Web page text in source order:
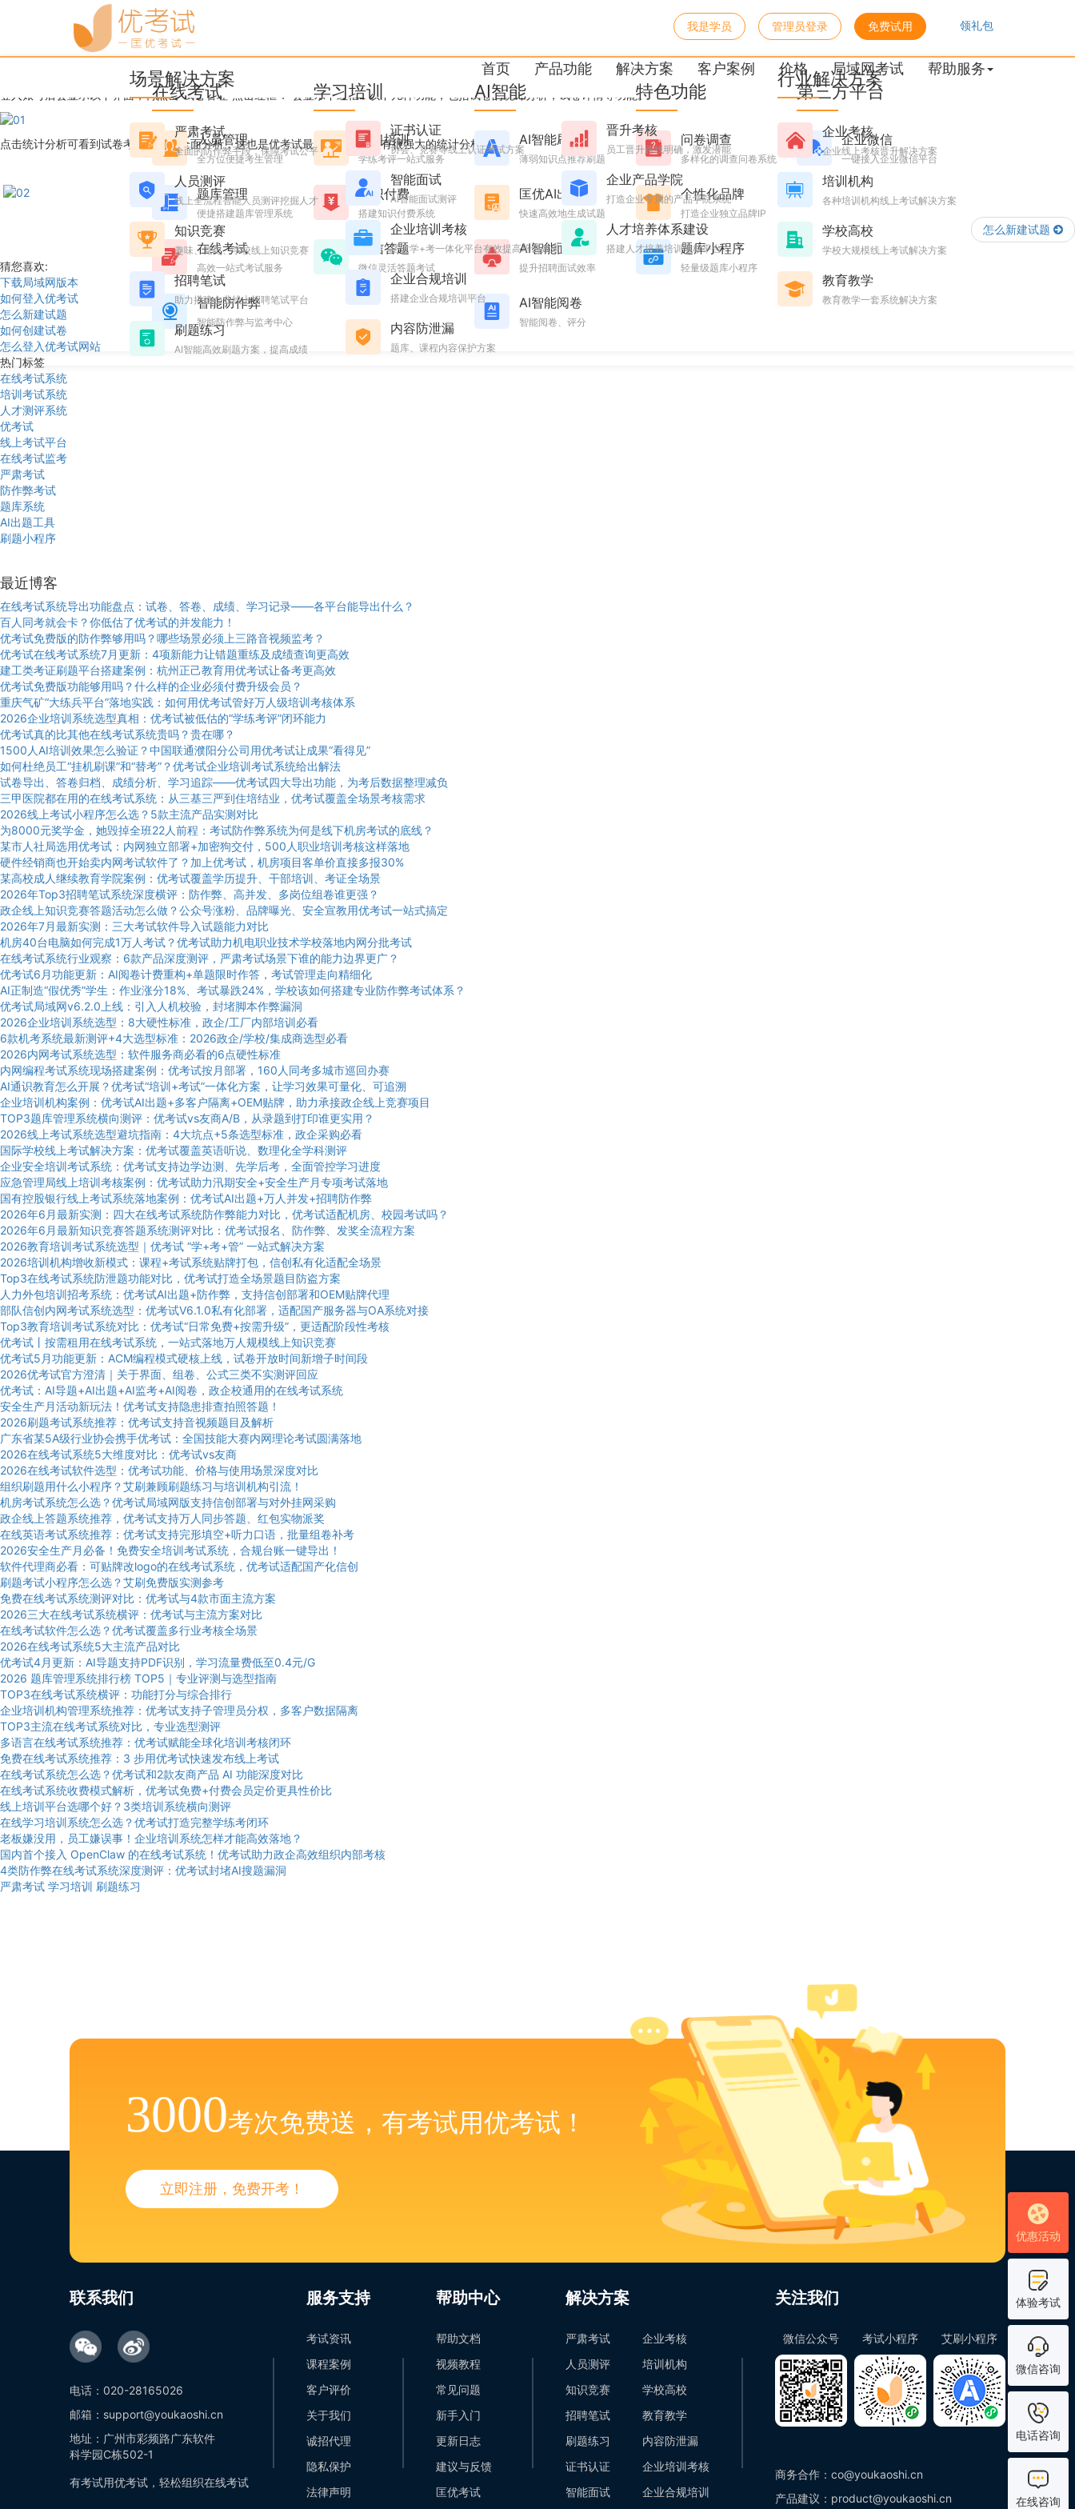
我是学员 管理员登录 免费试用 领礼包
首页
在线考试
人员管理
全方位便捷考生管理
题库管理
便捷搭建题库管理系统
在线考试
高效一站式考试服务
智能防作弊
智能防作弊与监考中心
学习培训
学习培训
学练考评一站式服务
知识付费
搭建知识付费系统
微信答题
微信灵活答题考试
AI智能
AI智能刷题
薄弱知识点推荐刷题
匡优AI出题
快速高效地生成试题
AI智能面试
提升招聘面试效率
AI智能阅卷
智能阅卷、评分
特色功能
问卷调查
多样化的调查问卷系统
个性化品牌
打造企业独立品牌IP
题库小程序
轻量级题库小程序
第三方平台
企业微信
一键接入企业微信平台
产品功能
场景解决方案
严肃考试
全面的防作弊手段，保障考试公平
人员测评
线上全流程智能人员测评挖掘人才
知识竞赛
趣味、党史、学校线上知识竞赛
招聘笔试
助力搭建企业线上招聘笔试平台
刷题练习
AI智能高效刷题方案，提高成绩
证书认证
协会、竞赛等线上认证考试方案
智能面试
AI智能面试测评
企业培训考核
搭建学+考一体化平台有效提高培训效果
企业合规培训
搭建企业合规培训平台
内容防泄漏
题库、课程内容保护方案
晋升考核
员工晋升路线明确，激发潜能
企业产品学院
打造企业专属的产品学院系统
人才培养体系建设
搭建人才培养培训考核平台
行业解决方案
企业考核
企业线上考核晋升解决方案
培训机构
各种培训机构线上考试解决方案
学校高校
学校大规模线上考试解决方案
教育教学
教育教学一套系统解决方案
解决方案 客户案例 价格 局域网考试 帮助服务
如何管理试卷
2016年11月09日 星期三 21:47 阅读 60015
登入账号后会显示以下界面，再点击“试卷管理”点击红框 1 会显示下红框2 以下几种功能，包括试卷的统计分析，试卷详情等功能。
点击统计分析可看到试卷考试结果的全面分析，这也是优考试最大的优势，拥有很强大的统计分析功能。
怎么新建试题
猜您喜欢:
下载局域网版本
如何登入优考试
怎么新建试题
如何创建试卷
怎么登入优考试网站
热门标签
在线考试系统
培训考试系统
人才测评系统
优考试
线上考试平台
在线考试监考
严肃考试
防作弊考试
题库系统
AI出题工具
刷题小程序
最近博客
在线考试系统导出功能盘点：试卷、答卷、成绩、学习记录——各平台能导出什么？
百人同考就会卡？你低估了优考试的并发能力！
优考试免费版的防作弊够用吗？哪些场景必须上三路音视频监考？
优考试在线考试系统7月更新：4项新能力让错题重练及成绩查询更高效
建工类考证刷题平台搭建案例：杭州正己教育用优考试让备考更高效
优考试免费版功能够用吗？什么样的企业必须付费升级会员？
重庆气矿“大练兵平台”落地实践：如何用优考试管好万人级培训考核体系
2026企业培训系统选型真相：优考试被低估的“学练考评”闭环能力
优考试真的比其他在线考试系统贵吗？贵在哪？
1500人AI培训效果怎么验证？中国联通濮阳分公司用优考试让成果“看得见”
如何杜绝员工“挂机刷课”和“替考”？优考试企业培训考试系统给出解法
试卷导出、答卷归档、成绩分析、学习追踪——优考试四大导出功能，为考后数据整理减负
三甲医院都在用的在线考试系统：从三基三严到住培结业，优考试覆盖全场景考核需求
2026线上考试小程序怎么选？5款主流产品实测对比
为8000元奖学金，她毁掉全班22人前程：考试防作弊系统为何是线下机房考试的底线？
某市人社局选用优考试：内网独立部署+加密狗交付，500人职业培训考核这样落地
硬件经销商也开始卖内网考试软件了？加上优考试，机房项目客单价直接多报30%
某高校成人继续教育学院案例：优考试覆盖学历提升、干部培训、考证全场景
2026年Top3招聘笔试系统深度横评：防作弊、高并发、多岗位组卷谁更强？
政企线上知识竞赛答题活动怎么做？公众号涨粉、品牌曝光、安全宣教用优考试一站式搞定
2026年7月最新实测：三大考试软件导入试题能力对比
机房40台电脑如何完成1万人考试？优考试助力机电职业技术学校落地内网分批考试
在线考试系统行业观察：6款产品深度测评，严肃考试场景下谁的能力边界更广？
优考试6月功能更新：AI阅卷计费重构+单题限时作答，考试管理走向精细化
AI正制造“假优秀”学生：作业涨分18%、考试暴跌24%，学校该如何搭建专业防作弊考试体系？
优考试局域网v6.2.0上线：引入人机校验，封堵脚本作弊漏洞
2026企业培训系统选型：8大硬性标准，政企/工厂内部培训必看
6款机考系统最新测评+4大选型标准：2026政企/学校/集成商选型必看
2026内网考试系统选型：软件服务商必看的6点硬性标准
内网编程考试系统现场搭建案例：优考试按月部署，160人同考多城市巡回办赛
AI通识教育怎么开展？优考试“培训+考试”一体化方案，让学习效果可量化、可追溯
企业培训机构案例：优考试AI出题+多客户隔离+OEM贴牌，助力承接政企线上竞赛项目
TOP3题库管理系统横向测评：优考试vs友商A/B，从录题到打印谁更实用？
2026线上考试系统选型避坑指南：4大坑点+5条选型标准，政企采购必看
国际学校线上考试解决方案：优考试覆盖英语听说、数理化全学科测评
企业安全培训考试系统：优考试支持边学边测、先学后考，全面管控学习进度
应急管理局线上培训考核案例：优考试助力汛期安全+安全生产月专项考试落地
国有控股银行线上考试系统落地案例：优考试AI出题+万人并发+招聘防作弊
2026年6月最新实测：四大在线考试系统防作弊能力对比，优考试适配机房、校园考试吗？
2026年6月最新知识竞赛答题系统测评对比：优考试报名、防作弊、发奖全流程方案
2026教育培训考试系统选型｜优考试 “学+考+管” 一站式解决方案
2026培训机构增收新模式：课程+考试系统贴牌打包，信创私有化适配全场景
Top3在线考试系统防泄题功能对比，优考试打造全场景题目防盗方案
人力外包培训招考系统：优考试AI出题+防作弊，支持信创部署和OEM贴牌代理
部队信创内网考试系统选型：优考试V6.1.0私有化部署，适配国产服务器与OA系统对接
Top3教育培训考试系统对比：优考试“日常免费+按需升级”，更适配阶段性考核
优考试丨按需租用在线考试系统，一站式落地万人规模线上知识竞赛
优考试5月功能更新：ACM编程模式硬核上线，试卷开放时间新增子时间段
2026优考试官方澄清｜关于界面、组卷、公式三类不实测评回应
优考试：AI导题+AI出题+AI监考+AI阅卷，政企校通用的在线考试系统
安全生产月活动新玩法！优考试支持隐患排查拍照答题！
2026刷题考试系统推荐：优考试支持音视频题目及解析
广东省某5A级行业协会携手优考试：全国技能大赛内网理论考试圆满落地
2026在线考试系统5大维度对比：优考试vs友商
2026在线考试软件选型：优考试功能、价格与使用场景深度对比
组织刷题用什么小程序？艾刷兼顾刷题练习与培训机构引流！
机房考试系统怎么选？优考试局域网版支持信创部署与对外挂网采购
政企线上答题系统推荐，优考试支持万人同步答题、红包实物派奖
在线英语考试系统推荐：优考试支持完形填空+听力口语，批量组卷补考
2026安全生产月必备！免费安全培训考试系统，合规台账一键导出！
软件代理商必看：可贴牌改logo的在线考试系统，优考试适配国产化信创
刷题考试小程序怎么选？艾刷免费版实测参考
免费在线考试系统测评对比：优考试与4款市面主流方案
2026三大在线考试系统横评：优考试与主流方案对比
在线考试软件怎么选？优考试覆盖多行业考核全场景
2026在线考试系统5大主流产品对比
优考试4月更新：AI导题支持PDF识别，学习流量费低至0.4元/G
2026 题库管理系统排行榜 TOP5｜专业评测与选型指南
TOP3在线考试系统横评：功能打分与综合排行
企业培训机构管理系统推荐：优考试支持子管理员分权，多客户数据隔离
TOP3主流在线考试系统对比，专业选型测评
多语言在线考试系统推荐：优考试赋能全球化培训考核闭环
免费在线考试系统推荐：3 步用优考试快速发布线上考试
在线考试系统怎么选？优考试和2款友商产品 AI 功能深度对比
在线考试系统收费模式解析，优考试免费+付费会员定价更具性价比
线上培训平台选哪个好？3类培训系统横向测评
在线学习培训系统怎么选？优考试打造完整学练考闭环
老板嫌没用，员工嫌误事！企业培训系统怎样才能高效落地？
国内首个接入 OpenClaw 的在线考试系统！优考试助力政企高效组织内部考核
4类防作弊在线考试系统深度测评：优考试封堵AI搜题漏洞
严肃考试 学习培训 刷题练习
3000考次免费送，有考试用优考试！
立即注册，免费开考！
联系我们
电话：020-28165026
邮箱：support@youkaoshi.cn
地址：广州市彩频路广东软件
科学园C栋502-1
有考试用优考试，轻松组织在线考试
服务支持
考试资讯
课程案例
客户评价
关于我们
诚招代理
隐私保护
法律声明
帮助中心
帮助文档
视频教程
常见问题
新手入门
更新日志
建议与反馈
匡优考试
解决方案
严肃考试
人员测评
知识竞赛
招聘笔试
刷题练习
证书认证
智能面试
企业考核
培训机构
学校高校
教育教学
内容防泄漏
企业培训考核
企业合规培训
关注我们
微信公众号 考试小程序 艾刷小程序
商务合作：co@youkaoshi.cn
产品建议：product@youkaoshi.cn
优惠活动
体验考试
微信咨询
电话咨询
在线咨询